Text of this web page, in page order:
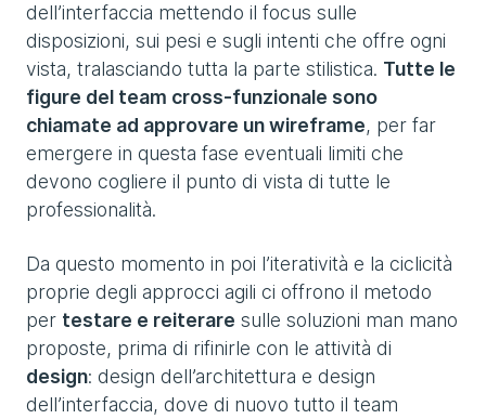
dell’interfaccia mettendo il focus sulle
disposizioni, sui pesi e sugli intenti che offre ogni
vista, tralasciando tutta la parte stilistica. Tutte le
figure del team cross-funzionale sono
chiamate ad approvare un wireframe, per far
emergere in questa fase eventuali limiti che
devono cogliere il punto di vista di tutte le
professionalità.
Da questo momento in poi l’iteratività e la ciclicità
proprie degli approcci agili ci offrono il metodo
per testare e reiterare sulle soluzioni man mano
proposte, prima di rifinirle con le attività di
design: design dell’architettura e design
dell’interfaccia, dove di nuovo tutto il team